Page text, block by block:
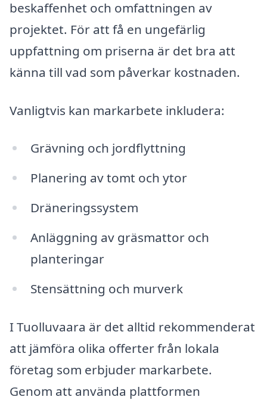
beskaffenhet och omfattningen av
projektet. För att få en ungefärlig
uppfattning om priserna är det bra att
känna till vad som påverkar kostnaden.
Vanligtvis kan markarbete inkludera:
Grävning och jordflyttning
Planering av tomt och ytor
Dräneringssystem
Anläggning av gräsmattor och
planteringar
Stensättning och murverk
I Tuolluvaara är det alltid rekommenderat
att jämföra olika offerter från lokala
företag som erbjuder markarbete.
Genom att använda plattformen